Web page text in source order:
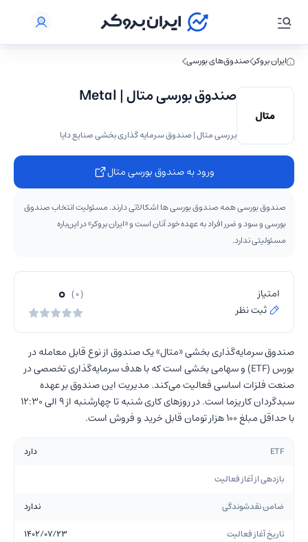
ایران بروکر صندوق‌های بورسی
صندوق بورسی متال | Metal
بررسی متال | صندوق سرمایه گذاری بخشی صنایع دایا
ورود به صندوق بورسی متال
صندوق بورسی همه صندوق بورسی ها اشکالاتی دارند. مسئولیت انتخاب صندوق
بورسی و سود و ضرر افراد به عهده خود آنان است و «ایران بروکر» در این‌باره
مسئولیتی ندارد.
امتیاز
ثبت نظر
( 0 )
0
صندوق سرمایه‌گذاری بخشی «متال» یک صندوق از نوع قابل معامله در
بورس (ETF) و سهامی بخشی است که با هدف سرمایه‌گذاری تخصصی در
صنعت فلزات اساسی فعالیت می‌کند. مدیریت این صندوق بر عهده
سبدگردان كاريزما است. در روزهای کاری شنبه تا چهارشنبه از 9 الی 12:30
با حداقل مبلغ 100 هزار تومان قابل خرید و فروش است.
ETF
دارد
بازدهی از آغاز فعالیت
ضامن نقدشوندگی
ندارد
تاریخ آغاز فعالیت
1402/07/23